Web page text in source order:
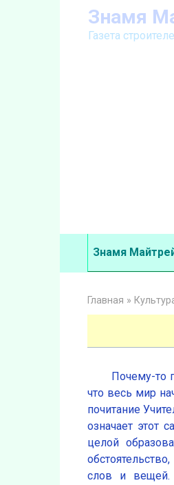
Знамя
Газета
Знамя
Главная »
Почему-то
что весь мир
почитание
означает этот
целой
слов и вещей.